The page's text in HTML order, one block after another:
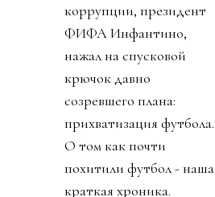
коррупции, президент
ФИФА Инфантино,
нажал на спусковой
крючок давно
созревшего плана:
прихватизация футбола.
О том как почти
похитили футбол - наша
краткая хроника.